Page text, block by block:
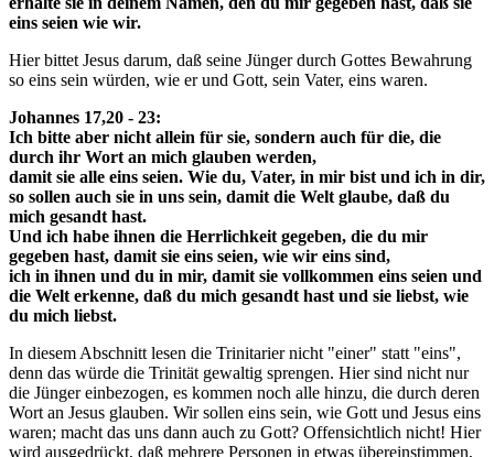
eins seien wie wir.
Hier bittet Jesus darum, daß seine Jünger durch Gottes Bewahrung
so eins sein würden, wie er und Gott, sein Vater, eins waren.
Johannes 17,20 - 23:
Ich bitte aber nicht allein für sie, sondern auch für die, die
durch ihr Wort an mich glauben werden,
damit sie alle eins seien. Wie du, Vater, in mir bist und ich in dir,
so sollen auch sie in uns sein, damit die Welt glaube, daß du
mich gesandt hast.
Und ich habe ihnen die Herrlichkeit gegeben, die du mir
gegeben hast, damit sie eins seien, wie wir eins sind,
ich in ihnen und du in mir, damit sie vollkommen eins seien und
die Welt erkenne, daß du mich gesandt hast und sie liebst, wie
du mich liebst.
In diesem Abschnitt lesen die Trinitarier nicht "einer" statt "eins",
denn das würde die Trinität gewaltig sprengen. Hier sind nicht nur
die Jünger einbezogen, es kommen noch alle hinzu, die durch deren
Wort an Jesus glauben. Wir sollen eins sein, wie Gott und Jesus eins
waren; macht das uns dann auch zu Gott? Offensichtlich nicht! Hier
wird ausgedrückt, daß mehrere Personen in etwas übereinstimmen,